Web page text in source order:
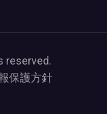
reserved.
保護方針